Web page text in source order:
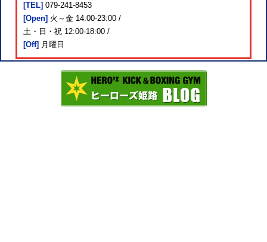
[TEL] 079-241-8453
[Open] 火～金 14:00-23:00 /
土・日・祝 12:00-18:00 /
[Off] 月曜日